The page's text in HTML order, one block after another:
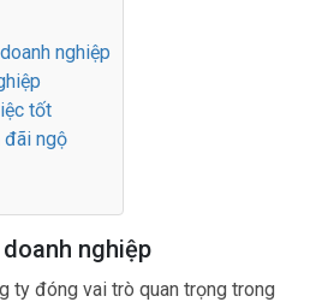
nghiệp
tốt
đãi ngộ
nghiệp
ty đóng vai trò quan trọng trong